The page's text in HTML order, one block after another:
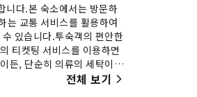
니다.본 숙소에서는 방문하
는 교통 서비스를 활용하여
있습니다.투숙객의 편안한
티켓팅 서비스를 이용하면
든, 단순히 의류의 세탁이 필
수 있습니다.흡연은 지정된
전체 보기